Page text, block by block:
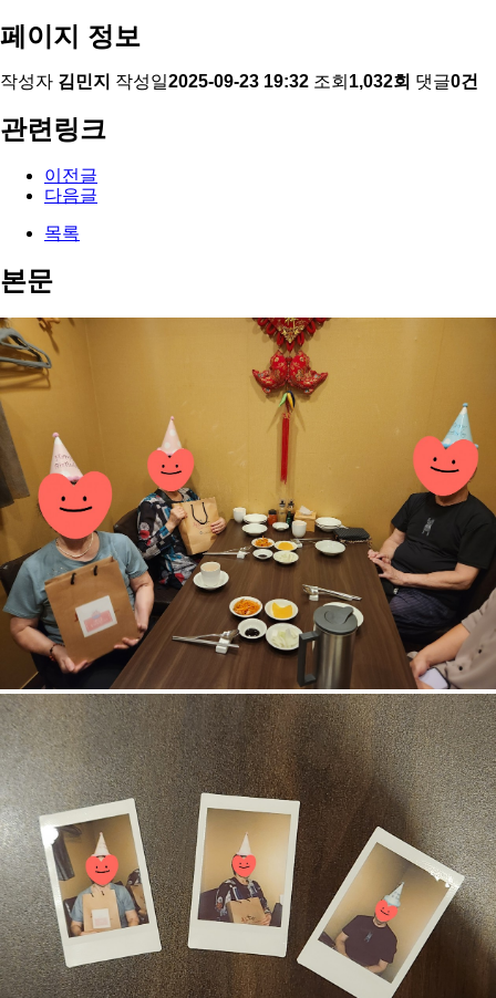
페이지 정보
작성자 김민지 작성일2025-09-23 19:32 조회 1,032회 댓글0건
관련링크
이전글
다음글
목록
본문